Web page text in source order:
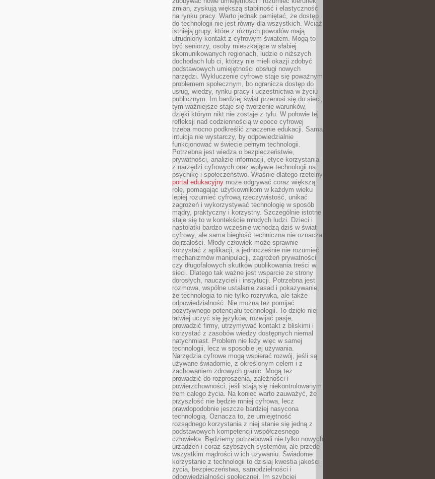
zmian, zyskują większą stabilność i elastyczność
na rynku pracy. Warto jednak pamiętać, że dostęp
do technologii nie jest równy dla wszystkich. Wciąż
istnieją grupy, które z różnych powodów mają
utrudniony kontakt z cyfrowym światem. Mogą to
być seniorzy, osoby mieszkające w słabiej
skomunikowanych regionach, ludzie o niższych
dochodach lub ci, którzy nie mieli okazji zdobyć
podstawowych umiejętności obsługi nowych
narzędzi. Wykluczenie cyfrowe staje się poważnym
problemem społecznym, bo ogranicza dostęp do
usług, wiedzy, rynku pracy i uczestnictwa w życiu
publicznym. Im bardziej świat przenosi się do sieci,
tym ważniejsze staje się tworzenie warunków,
dzięki którym nikt nie zostaje z tyłu. W połowie tej
refleksji nad codziennością w epoce cyfrowej
trzeba mocno podkreślić znaczenie edukacji. Sama
intuicja nie wystarczy, by odpowiedzialnie
funkcjonować w świecie pełnym technologii.
Potrzebna jest wiedza o bezpieczeństwie,
prywatności, analizie informacji, etyce korzystania
z narzędzi cyfrowych oraz wpływie technologii na
psychikę i społeczeństwo. Właśnie dlatego rzetelny
portal edukacyjny może odgrywać coraz większą
rolę, pomagając użytkownikom w każdym wieku
lepiej rozumieć cyfrową rzeczywistość, unikać
zagrożeń i wykorzystywać technologię w sposób
mądry, praktyczny i korzystny. Szczególnie istotne
staje się to w kontekście młodych ludzi. Dzieci i
nastolatki bardzo wcześnie wchodzą dziś w świat
cyfrowy, ale sama biegłość techniczna nie oznacza
dojrzałości. Młody człowiek może sprawnie
korzystać z aplikacji, a jednocześnie nie rozumieć
mechanizmów manipulacji, zagrożeń prywatności
czy długofalowych skutków publikowania treści w
sieci. Dlatego tak ważne jest wsparcie ze strony
dorosłych, nauczycieli i instytucji. Potrzebna jest
rozmowa, wspólne ustalanie zasad i pokazywanie,
że technologia to nie tylko rozrywka, ale także
odpowiedzialność. Nie można też pomijać
pozytywnego potencjału technologii. To dzięki niej
łatwiej uczyć się języków, rozwijać pasje,
prowadzić firmy, utrzymywać kontakt z bliskimi i
korzystać z zasobów wiedzy dostępnych niemal
natychmiast. Problem nie leży więc w samej
technologii, lecz w sposobie jej używania.
Narzędzia cyfrowe mogą wspierać rozwój, jeśli są
używane świadomie, z określonym celem i z
zachowaniem zdrowych granic. Mogą też
prowadzić do rozproszenia, zależności i
powierzchowności, jeśli stają się niekontrolowanym
tłem całego życia. Na koniec warto zauważyć, że
przyszłość nie będzie mniej cyfrowa, lecz
prawdopodobnie jeszcze bardziej nasycona
technologią. Oznacza to, że umiejętność
rozsądnego korzystania z niej stanie się jedną z
podstawowych kompetencji współczesnego
człowieka. Będziemy potrzebowali nie tylko nowych
urządzeń i coraz szybszych systemów, ale przede
wszystkim mądrości w ich używaniu. Świadome
korzystanie z technologii to dzisiaj kwestia jakości
życia, bezpieczeństwa, samodzielności i
odpowiedzialności społecznej. Im szybciej